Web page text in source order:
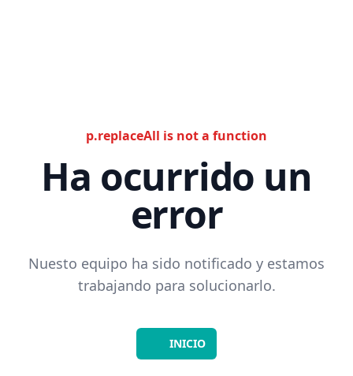
p.replaceAll is not a function
Ha ocurrido un
error
Nuesto equipo ha sido notificado y estamos
trabajando para solucionarlo.
INICIO